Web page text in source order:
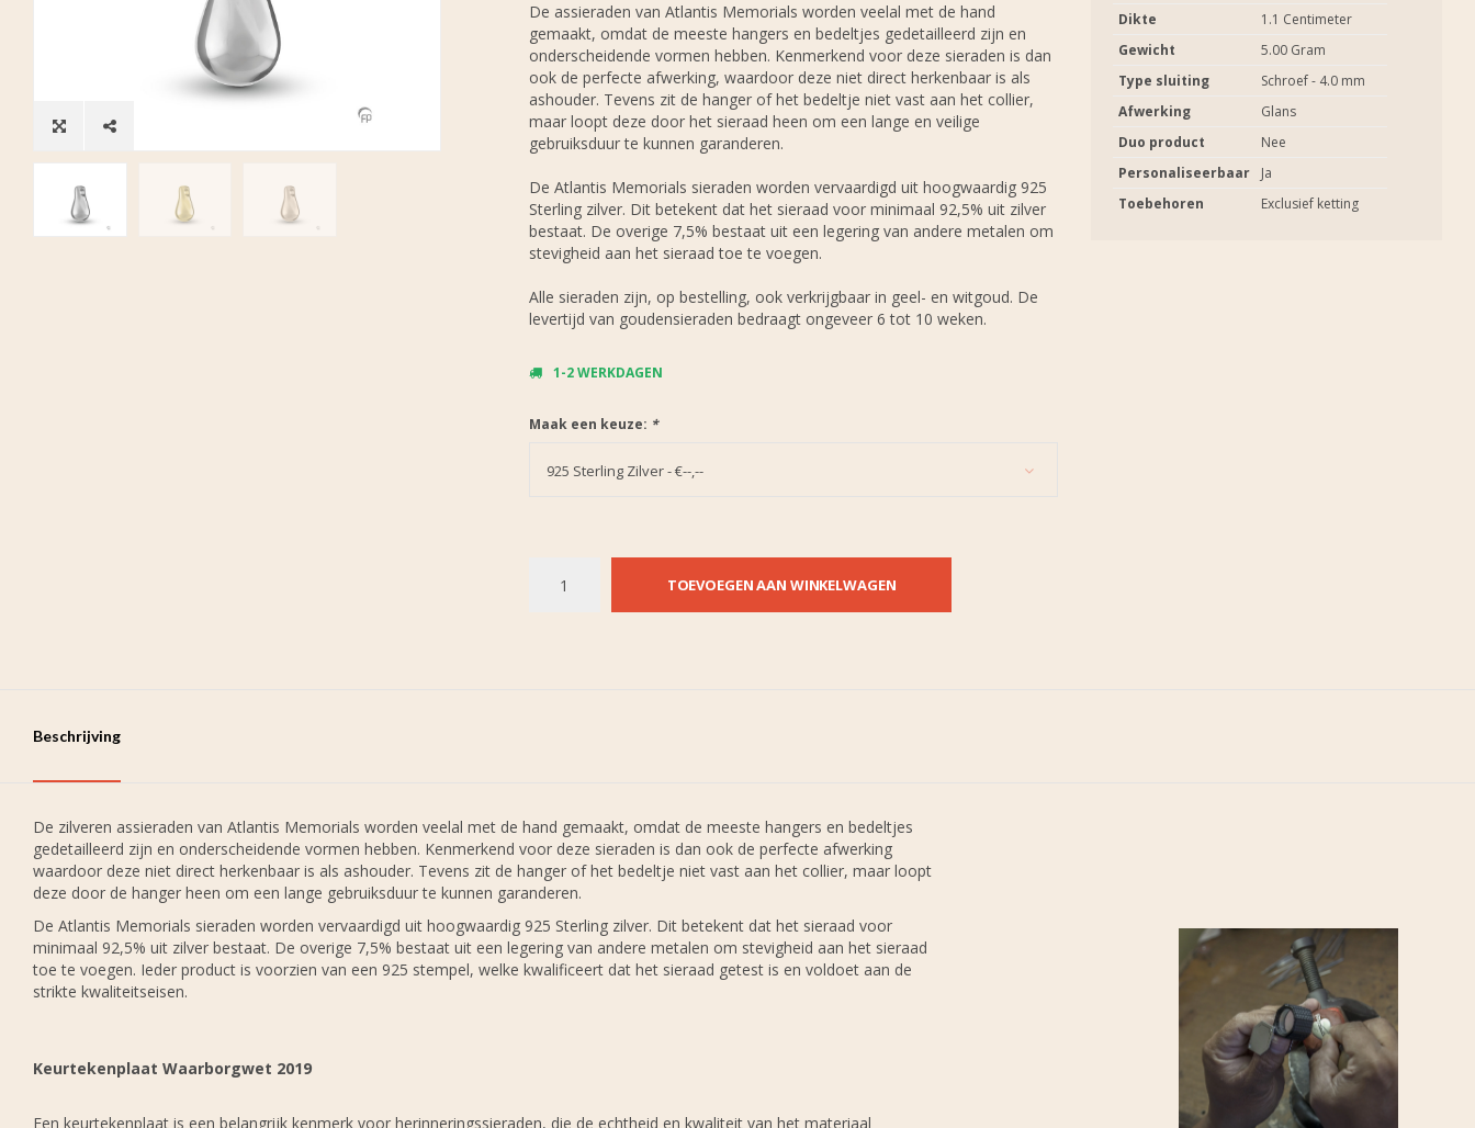
De assieraden van Atlantis Memorials worden veelal met de hand
gemaakt, omdat de meeste hangers en bedeltjes gedetailleerd zijn en
onderscheidende vormen hebben. Kenmerkend voor deze sieraden is dan
ook de perfecte afwerking, waardoor deze niet direct herkenbaar is als
ashouder. Tevens zit de hanger of het bedeltje niet vast aan het collier,
maar loopt deze door het sieraad heen om een lange en veilige
gebruiksduur te kunnen garanderen.
De Atlantis Memorials sieraden worden vervaardigd uit hoogwaardig 925
Sterling zilver. Dit betekent dat het sieraad voor minimaal 92,5% uit zilver
bestaat. De overige 7,5% bestaat uit een legering van andere metalen om
stevigheid aan het sieraad toe te voegen.
Alle sieraden zijn, op bestelling, ook verkrijgbaar in geel- en witgoud. De
levertijd van goudensieraden bedraagt ongeveer 6 tot 10 weken.
1-2 WERKDAGEN
Maak een keuze: *
925 Sterling Zilver - €--,--
TOEVOEGEN AAN WINKELWAGEN
Dikte
1.1 Centimeter
Gewicht
5.00 Gram
Type sluiting
Schroef - 4.0 mm
Afwerking
Glans
Duo product
Nee
Personaliseerbaar
Ja
Toebehoren
Exclusief ketting
Beschrijving
De zilveren assieraden van Atlantis Memorials worden veelal met de hand gemaakt, omdat de meeste hangers en bedeltjes
gedetailleerd zijn en onderscheidende vormen hebben. Kenmerkend voor deze sieraden is dan ook de perfecte afwerking
waardoor deze niet direct herkenbaar is als ashouder. Tevens zit de hanger of het bedeltje niet vast aan het collier, maar loopt
deze door de hanger heen om een lange gebruiksduur te kunnen garanderen.
De Atlantis Memorials sieraden worden vervaardigd uit hoogwaardig 925 Sterling zilver. Dit betekent dat het sieraad voor
minimaal 92,5% uit zilver bestaat. De overige 7,5% bestaat uit een legering van andere metalen om stevigheid aan het sieraad
toe te voegen. Ieder product is voorzien van een 925 stempel, welke kwalificeert dat het sieraad getest is en voldoet aan de
strikte kwaliteitseisen.
Keurtekenplaat Waarborgwet 2019
Een keurtekenplaat is een belangrijk kenmerk voor herinneringssieraden, die de echtheid en kwaliteit van het materiaal